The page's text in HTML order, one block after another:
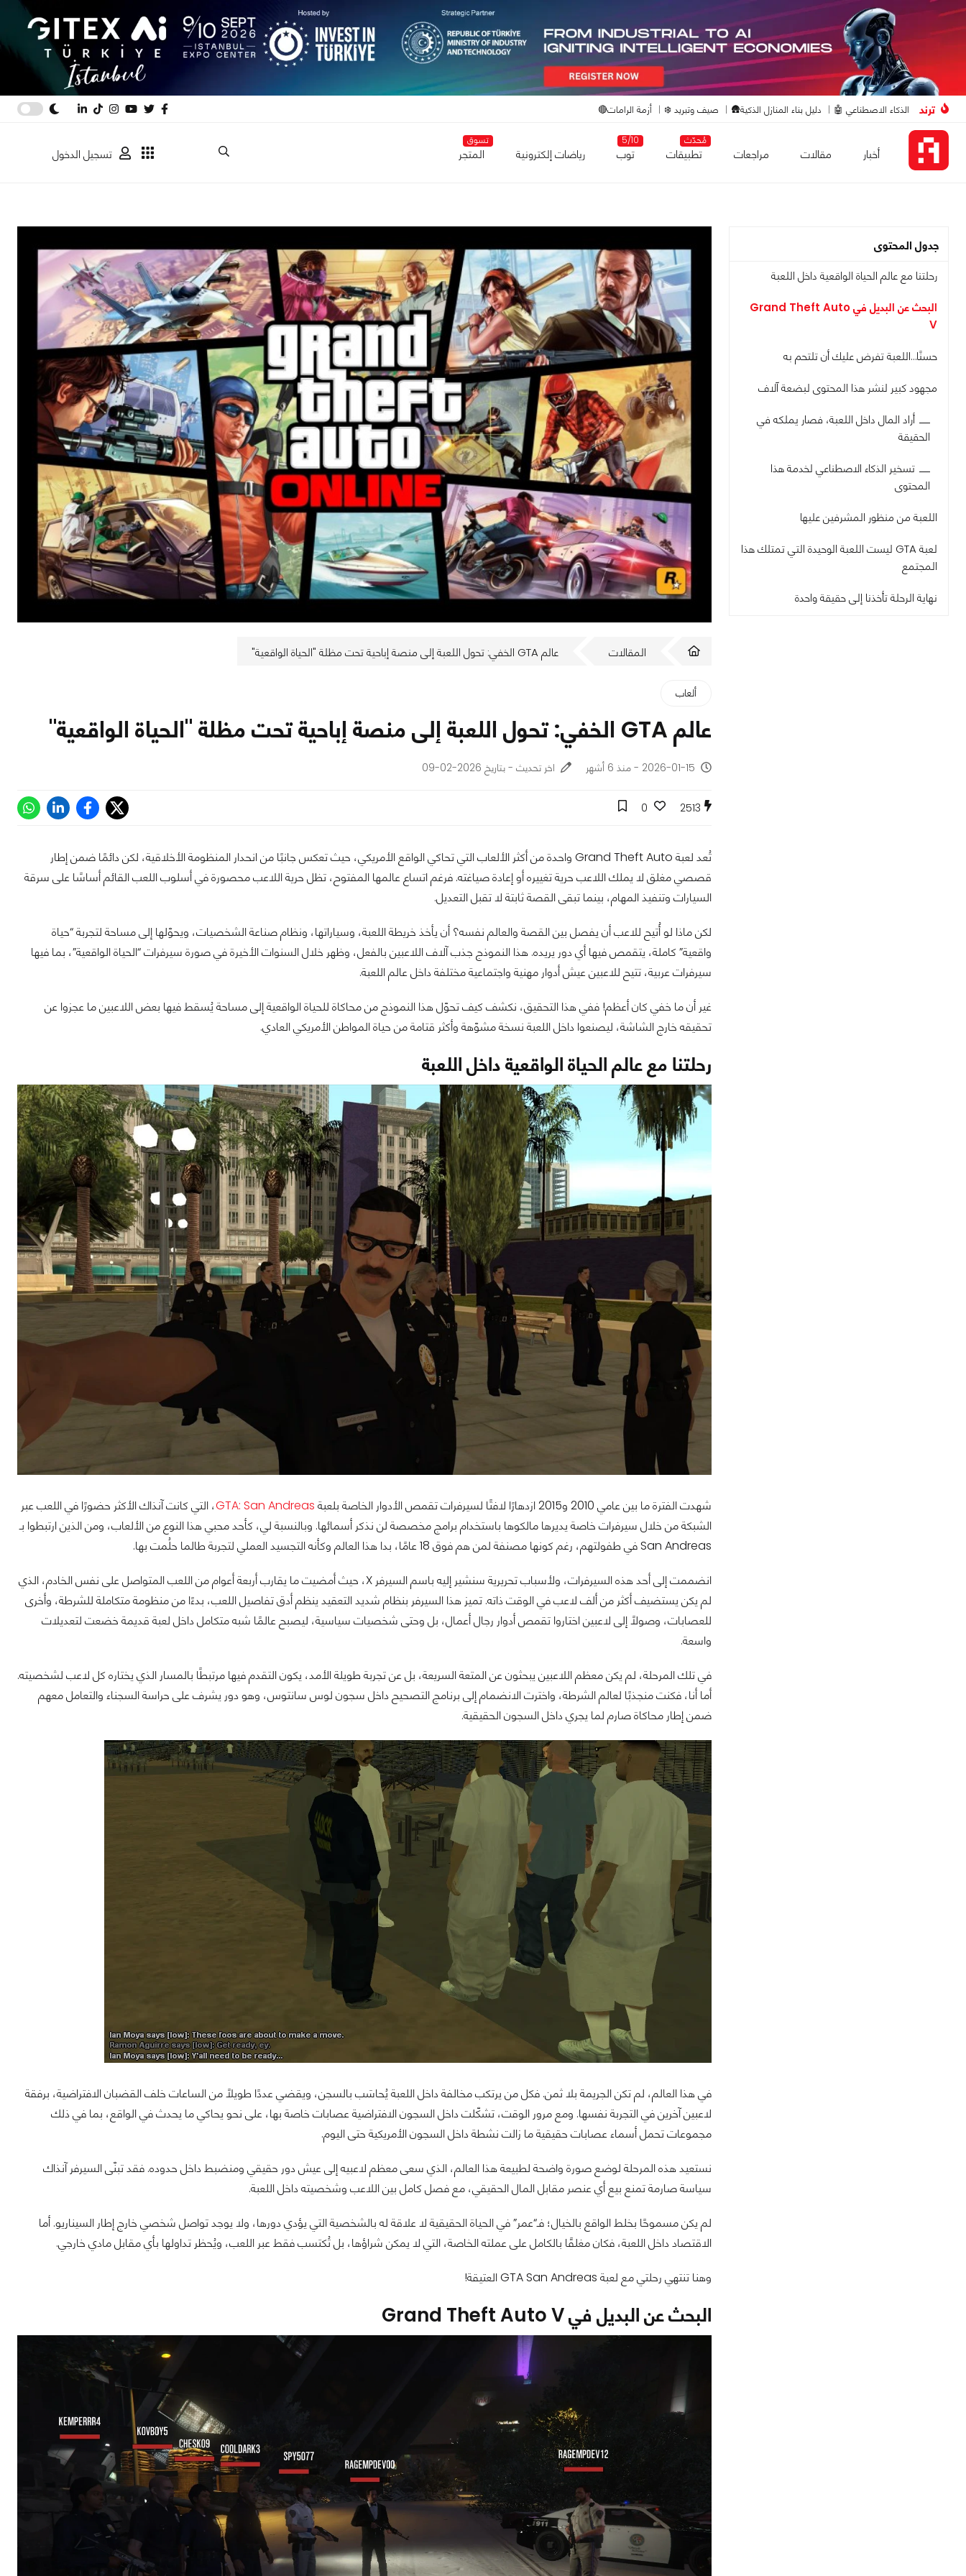
ترند الذكاء الاصطناعي 🤖 دليل بناء المنازل الذكية🛖 صيف وتبريد ❄️ أزمة الرامات🔴
أخبار مقالات مراجعات
مُحدّث
تطبيقات
5/10
توب رياضات إلكترونية
تسوق
المتجر تسجيل الدخول
جدول المحتوى
رحلتنا مع عالم الحياة الواقعية داخل اللعبة
البحث عن البديل في Grand Theft Auto
V
حسنًا…اللعبة تفرض عليك أن تلتحم به
مجهود كبير لنشر هذا المحتوى لبضعة آلاف
أراد المال داخل اللعبة، فصار يملكه في
الحقيقة
تسخير الذكاء الاصطناعي لخدمة هذا
المحتوى
اللعبة من منظور المشرفين عليها
لعبة GTA ليست اللعبة الوحيدة التي تمتلك هذا
المجتمع
نهاية الرحلة تأخذنا إلى حقيقة واحدة
المقالات عالم GTA الخفي: تحول اللعبة إلى منصة إباحية تحت مظلة "الحياة الواقعية"
ألعاب
عالم GTA الخفي: تحول اللعبة إلى منصة إباحية تحت مظلة "الحياة الواقعية"
2026-01-15 - منذ 6 أشهر اخر تحديث - بتاريخ 2026-02-09
2513
0
تُعد لعبة Grand Theft Auto واحدة من أكثر الألعاب التي تحاكي الواقع الأمريكي، حيث تعكس جانبًا من انحدار المنظومة الأخلاقية، لكن دائمًا ضمن إطار
قصصي مغلق لا يملك اللاعب حرية تغييره أو إعادة صياغته. فرغم اتساع عالمها المفتوح، تظل حرية اللاعب محصورة في أسلوب اللعب القائم أساسًا على سرقة
السيارات وتنفيذ المهام، بينما تبقى القصة ثابتة لا تقبل التعديل.
لكن ماذا لو أُتيح للاعب أن يفصل بين القصة والعالم نفسه؟ أن يأخذ خريطة اللعبة، وسياراتها، ونظام صناعة الشخصيات، ويحوّلها إلى مساحة لتجربة “حياة
واقعية” كاملة، يتقمص فيها أي دور يريده. هذا النموذج جذب آلاف اللاعبين بالفعل، وظهر خلال السنوات الأخيرة في صورة سيرفرات “الحياة الواقعية”، بما فيها
سيرفرات عربية، تتيح للاعبين عيش أدوار مهنية واجتماعية مختلفة داخل عالم اللعبة.
غير أن ما خفي كان أعظم! ففي هذا التحقيق، نكشف كيف تحوّل هذا النموذج من محاكاة للحياة الواقعية إلى مساحة يُسقط فيها بعض اللاعبين ما عجزوا عن
تحقيقه خارج الشاشة، ليصنعوا داخل اللعبة نسخة مشوّهة وأكثر قتامة من حياة المواطن الأمريكي العادي.
رحلتنا مع عالم الحياة الواقعية داخل اللعبة
شهدت الفترة ما بين عامي 2010 و2015 ازدهارًا لافتًا لسيرفرات تقمص الأدوار الخاصة بلعبة
، التي كانت آنذاك الأكثر حضورًا في اللعب عبر
الشبكة من خلال سيرفرات خاصة يديرها مالكوها باستخدام برامج مخصصة لن نذكر أسمائها. وبالنسبة لي، كأحد محبي هذا النوع من الألعاب، ومن الذين ارتبطوا بـ
San Andreas في طفولتهم، رغم كونها مصنفة لمن هم فوق 18 عامًا، بدا هذا العالم وكأنه التجسيد العملي لتجربة طالما حلُمت بها.
انضممت إلى أحد هذه السيرفرات، ولأسباب تحريرية سنشير إليه باسم السيرفر X، حيث أمضيت ما يقارب أربعة أعوام من اللعب المتواصل على نفس الخادم، الذي
لم يكن يستضيف أكثر من ألف لاعب في الوقت ذاته. تميز هذا السيرفر بنظام شديد التعقيد ينظم أدق تفاصيل اللعب، بدءًا من منظومة متكاملة للشرطة، وأخرى
للعصابات، وصولًا إلى لاعبين اختاروا تقمص أدوار رجال أعمال، بل وحتى شخصيات سياسية، ليصبح عالمًا شبه متكامل داخل لعبة قديمة خضعت لتعديلات
واسعة.
في تلك المرحلة، لم يكن معظم اللاعبين يبحثون عن المتعة السريعة، بل عن تجربة طويلة الأمد، يكون التقدم فيها مرتبطًا بالمسار الذي يختاره كل لاعب لشخصيته.
أما أنا، فكنت منجذبًا لعالم الشرطة، واخترت الانضمام إلى برنامج التصحيح داخل سجون لوس سانتوس، وهو دور يشرف على حراسة السجناء والتعامل معهم
ضمن إطار محاكاة صارم لما يجري داخل السجون الحقيقية.
في هذا العالم، لم تكن الجريمة بلا ثمن. فكل من يرتكب مخالفة داخل اللعبة يُحاسَب بالسجن، ويقضي عددًا طويلًا من الساعات خلف القضبان الافتراضية، برفقة
لاعبين آخرين في التجربة نفسها. ومع مرور الوقت، تشكّلت داخل السجون الافتراضية عصابات خاصة بها، على نحو يحاكي ما يحدث في الواقع، بما في ذلك
مجموعات تحمل أسماء عصابات حقيقية ما زالت نشطة داخل السجون الأمريكية حتى اليوم.
نستعيد هذه المرحلة لوضع صورة واضحة لطبيعة هذا العالم، الذي سعى معظم لاعبيه إلى عيش دور حقيقي ومنضبط داخل حدوده. فقد تبنّى السيرفر آنذاك
سياسة صارمة تمنع بيع أي عنصر مقابل المال الحقيقي، مع فصل كامل بين اللاعب وشخصيته داخل اللعبة.
لم يكن مسموحًا بخلط الواقع بالخيال؛ فـ“عمر” في الحياة الحقيقية لا علاقة له بالشخصية التي يؤدي دورها، ولا يوجد تواصل شخصي خارج إطار السيناريو. أما
الاقتصاد داخل اللعبة، فكان مغلقًا بالكامل على عملته الخاصة، التي لا يمكن شراؤها، بل تُكتسب فقط عبر اللعب، ويُحظر تداولها بأي مقابل مادي خارجي.
وهنا تنتهي رحلتي مع لعبة GTA San Andreas العتيقة!
البحث عن البديل في Grand Theft Auto V